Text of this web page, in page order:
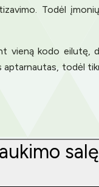
Todėl
vieną kodo eilutę,
todėl